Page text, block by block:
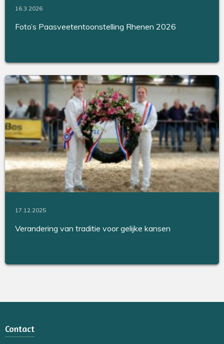
16.3.2026
Foto’s Paasveetentoonstelling Rhenen 2026
17.12.2025
Verandering van traditie voor gelijke kansen
Contact